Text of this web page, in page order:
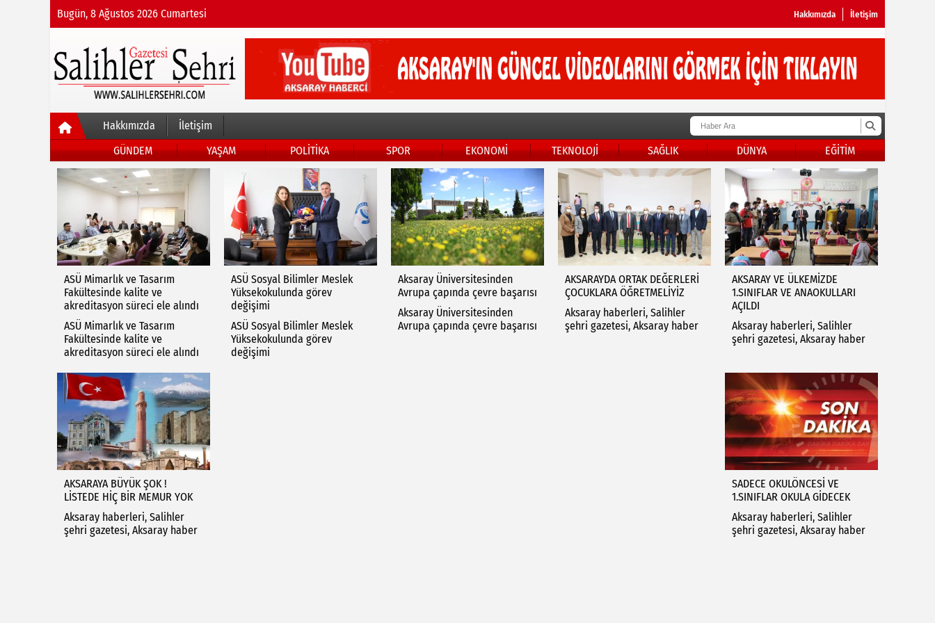
Bugün, 8 Ağustos 2026 Cumartesi Hakkımızda İletişim
Hakkımızda
İletişim
GÜNDEM
YAŞAM POLİTİKA SPOR EKONOMİ TEKNOLOJİ SAĞLIK DÜNYA EĞİTİM
EĞİTİM
HABERLERI
ASÜ Mimarlık ve Tasarım
Fakültesinde kalite ve
akreditasyon süreci ele alındı
ASÜ Mimarlık ve Tasarım
Fakültesinde kalite ve
akreditasyon süreci ele alındı
ASÜ Sosyal Bilimler Meslek
Yüksekokulunda görev
değişimi
ASÜ Sosyal Bilimler Meslek
Yüksekokulunda görev
değişimi
Aksaray Üniversitesinden
Avrupa çapında çevre başarısı
Aksaray Üniversitesinden
Avrupa çapında çevre başarısı
AKSARAYDA ORTAK DEĞERLERİ
ÇOCUKLARA ÖĞRETMELİYİZ
Aksaray haberleri, Salihler
şehri gazetesi, Aksaray haber
AKSARAY VE ÜLKEMİZDE
1.SINIFLAR VE ANAOKULLARI
AÇILDI
Aksaray haberleri, Salihler
şehri gazetesi, Aksaray haber
AKSARAYA BÜYÜK ŞOK !
LİSTEDE HİÇ BİR MEMUR YOK
Aksaray haberleri, Salihler
şehri gazetesi, Aksaray haber
SADECE OKULÖNCESİ VE
1.SINIFLAR OKULA GİDECEK
Aksaray haberleri, Salihler
şehri gazetesi, Aksaray haber